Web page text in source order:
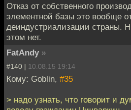
Отказ от собственного
элементной базы это вообще
деиндустриализации страны.
этом нет.
FatAndy »
#140 | 10.08.15 19:14
Кому: Goblin, #35
> надо узнать, что говорит и